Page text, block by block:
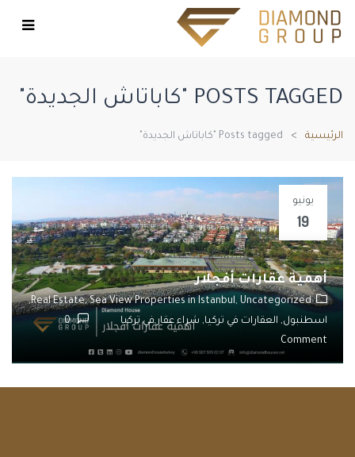
POSTS TAGGED "كاباتاش الجديدة"
الرئيسية Posts tagged "كاباتاش الجديدة"
يونيو
19
أهمية عقارات أفجلار
Real Estate,Sea View Properties in Istanbul, Uncategorized,
اسطنبول, العقارات في تركيا, شراء عقار في تركيا
0
Comment